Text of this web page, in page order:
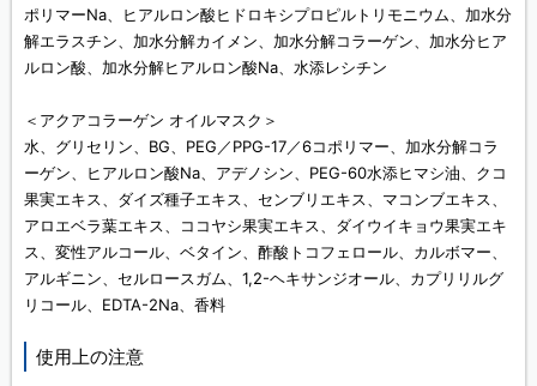
ポリマーNa、ヒアルロン酸ヒドロキシプロピルトリモニウム、加水分
解エラスチン、加水分解カイメン、加水分解コラーゲン、加水分ヒア
ルロン酸、加水分解ヒアルロン酸Na、水添レシチン
＜アクアコラーゲン オイルマスク＞
水、グリセリン、BG、PEG／PPG-17／6コポリマー、加水分解コラ
ーゲン、ヒアルロン酸Na、アデノシン、PEG-60水添ヒマシ油、クコ
果実エキス、ダイズ種子エキス、センブリエキス、マコンブエキス、
アロエベラ葉エキス、ココヤシ果実エキス、ダイウイキョウ果実エキ
ス、変性アルコール、ベタイン、酢酸トコフェロール、カルボマー、
アルギニン、セルロースガム、1,2-ヘキサンジオール、カプリリルグ
リコール、EDTA-2Na、香料
使用上の注意